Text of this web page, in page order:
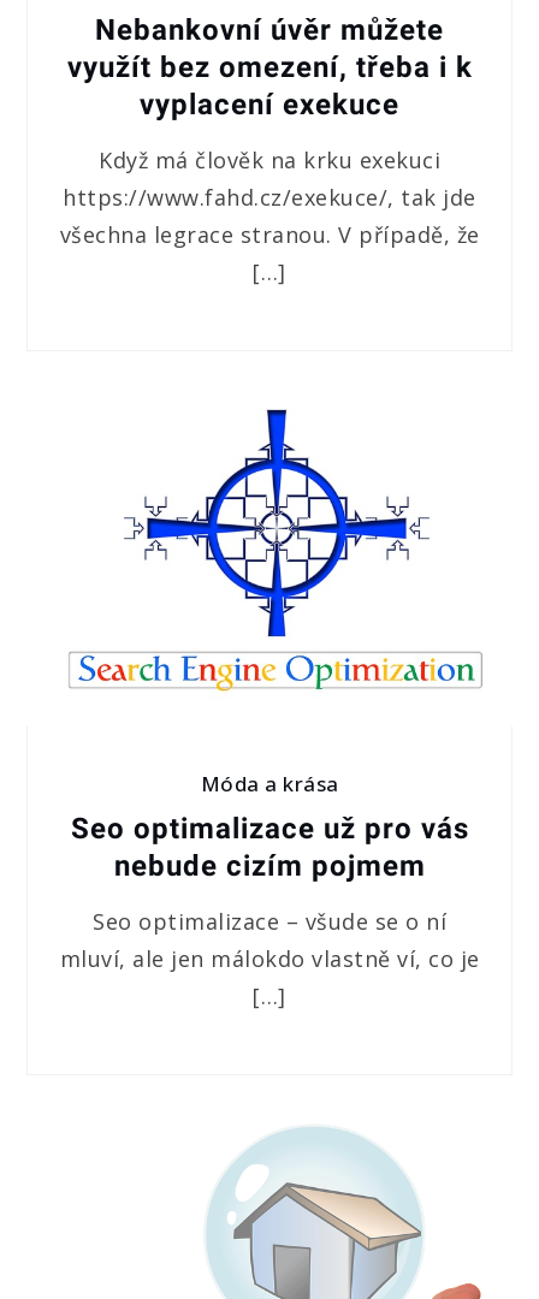
Nebankovní úvěr můžete
využít bez omezení, třeba i k
vyplacení exekuce
Když má člověk na krku exekuci
https://www.fahd.cz/exekuce/, tak jde
všechna legrace stranou. V případě, že
[…]
Móda a krása
Seo optimalizace už pro vás
nebude cizím pojmem
Seo optimalizace – všude se o ní
mluví, ale jen málokdo vlastně ví, co je
[…]